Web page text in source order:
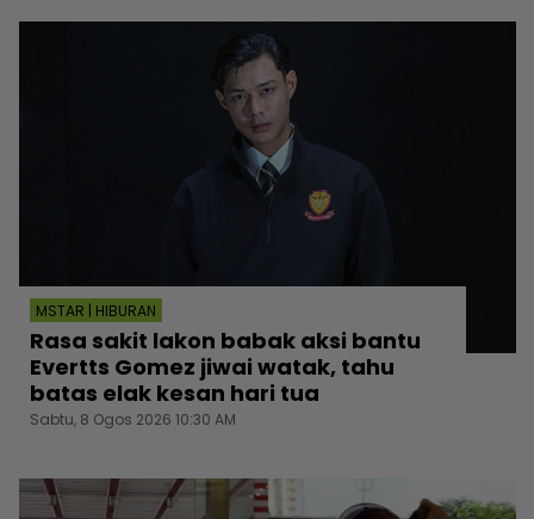
MSTAR | HIBURAN
Rasa sakit lakon babak aksi bantu
Evertts Gomez jiwai watak, tahu
batas elak kesan hari tua
Sabtu, 8 Ogos 2026 10:30 AM